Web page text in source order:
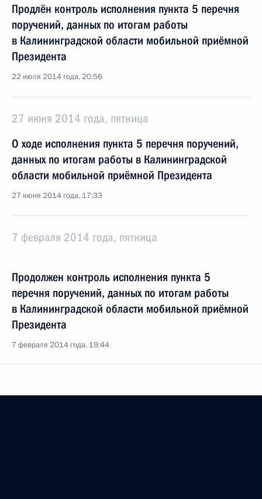
Продлён контроль исполнения пункта 5 перечня
поручений, данных по итогам работы
в Калининградской области мобильной приёмной
Президента
22 июля 2014 года, 20:56
27 июня 2014 года, пятница
О ходе исполнения пункта 5 перечня поручений,
данных по итогам работы в Калининградской
области мобильной приёмной Президента
27 июня 2014 года, 17:33
7 февраля 2014 года, пятница
Продолжен контроль исполнения пункта 5
перечня поручений, данных по итогам работы
в Калининградской области мобильной приёмной
Президента
7 февраля 2014 года, 19:44